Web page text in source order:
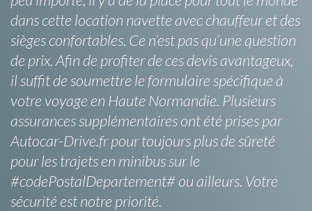
dans cette location navette avec chauffeur et des
sièges confortables. Ce n’est pas qu’une question
de prix. Afin de profiter de ces devis avantageux,
il suffit de soumettre le formulaire spécifique à
votre voyage en Haute Normandie. Plusieurs
assurances supplémentaires ont été prises par
Autocar-Drive.fr pour toujours plus de sûreté
pour les trajets en minibus sur le
#codePostalDepartement# ou ailleurs. Votre
sécurité est notre priorité.